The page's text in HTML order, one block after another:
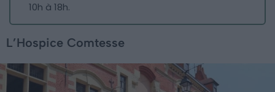
10h à 18h.
L’Hospice Comtesse